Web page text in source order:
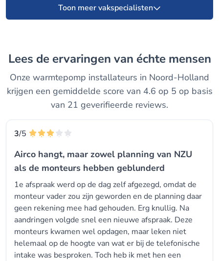
Toon meer vakspecialisten
Lees de ervaringen van échte mensen
Onze warmtepomp installateurs in Noord-Holland
krijgen een gemiddelde score van 4.6 op 5 op basis
van 21 geverifieerde reviews.
3/5
Airco hangt, maar zowel planning van NZU
als de monteurs hebben geblunderd
1e afspraak werd op de dag zelf afgezegd, omdat de
monteur vader zou zijn geworden en de planning daar
geen rekening mee had gehouden. Erg knullig. Na
aandringen volgde snel een nieuwe afspraak. Deze
monteurs kwamen wel opdagen, maar leken niet
helemaal op de hoogte van wat er bij de telefonische
intake was besproken. Toch heb ik met hen een